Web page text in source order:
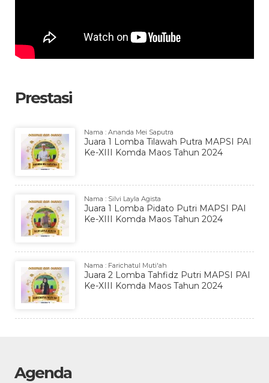
Prestasi
Nama : Ananda Mei Saputra
Juara 1 Lomba Tilawah Putra MAPSI PAI
Ke-XIII Komda Maos Tahun 2024
Nama : Silvi Layla Agista
Juara 1 Lomba Pidato Putri MAPSI PAI
Ke-XIII Komda Maos Tahun 2024
Nama : Farichatul Muti'ah
Juara 2 Lomba Tahfidz Putri MAPSI PAI
Ke-XIII Komda Maos Tahun 2024
Agenda